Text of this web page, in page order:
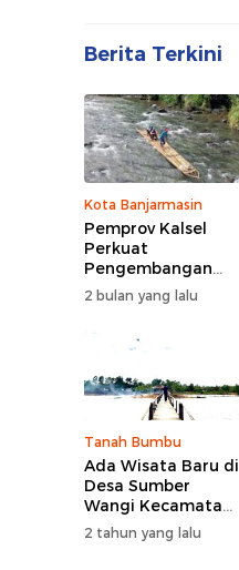
Berita Terkini
Kota Banjarmasin
Pemprov Kalsel
Perkuat
Pengembangan
Wisata, Targetkan
Tingkat Kunjungan
2 bulan yang lalu
Tanah Bumbu
Ada Wisata Baru di
Desa Sumber
Wangi Kecamatan
Karang Bintang
2 tahun yang lalu